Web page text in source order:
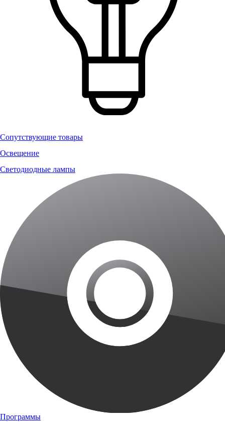
Сопутствующие товары
Освещение
Светодиодные лампы
Программы